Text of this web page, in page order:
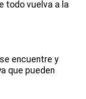
todo vuelva a la
encuentre y
que pueden